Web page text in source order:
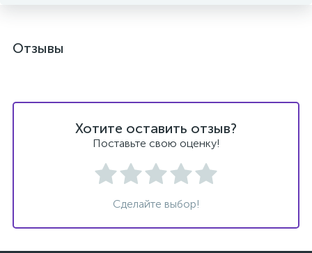
Отзывы
Хотите оставить отзыв?
Поставьте свою оценку!
Сделайте выбор!